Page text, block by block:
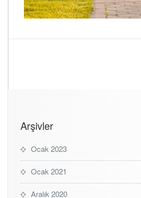
Arşivler
Ocak 2023
Ocak 2021
Aralık 2020